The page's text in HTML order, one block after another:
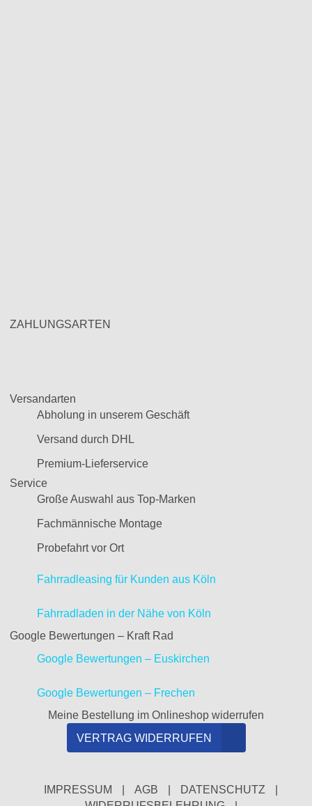
ZAHLUNGSARTEN
Versandarten
Abholung in unserem Geschäft
Versand durch DHL
Premium-Lieferservice
Service
Große Auswahl aus Top-Marken
Fachmännische Montage
Probefahrt vor Ort
Fahrradleasing für Kunden aus Köln
Fahrradladen in der Nähe von Köln
Google Bewertungen – Kraft Rad
Google Bewertungen – Euskirchen
Google Bewertungen – Frechen
Meine Bestellung im Onlineshop widerrufen
VERTRAG WIDERRUFEN
IMPRESSUM AGB DATENSCHUTZ